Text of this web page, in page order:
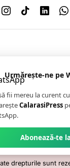
POLITICA
& TIPĂRITĂ
drepturile sunt
Urmărește-ne pe
fii mereu la curent
CalarasiPress
Abonează-te